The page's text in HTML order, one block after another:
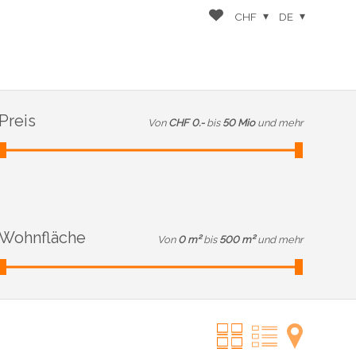
CHF DE
Von CHF 0.- bis 50 Mio und mehr
Von 0 m² bis 500 m² und mehr